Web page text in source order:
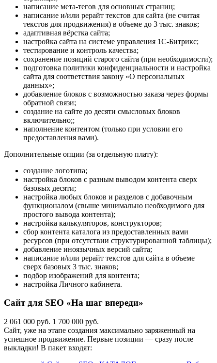
написание мета-тегов для основных страниц;
написание и/или рерайт текстов для сайта (не считая
текстов для продвижения) в объеме до 3 тыс. знаков;
адаптивная вёрстка сайта;
настройка сайта на системе управления 1С-Битрикс;
тестирование и контроль качества;
сохранение позиций старого сайта (при необходимости);
подготовка политики конфиденциальности и настройка
сайта для соответствия закону «О персональных
данных»;
добавление блоков с возможностью заказа через формы
обратной связи;
создание на сайте до десяти смысловых блоков
включительно;;
наполнение контентом (только при условии его
предоставления вами).
Дополнительные опции (за отдельную плату):
создание логотипа;
настройка блоков с разным выводом контента сверх
базовых десяти;
настройка любых блоков и разделов с добавочным
функционалом (свыше минимально необходимого для
простого вывода контента);
настройка калькуляторов, конструкторов;
сбор контента каталога из предоставленных вами
ресурсов (при отсутствии структурированной таблицы);
добавление иноязычных версий сайта;
написание и/или рерайт текстов для сайта в объеме
сверх базовых 3 тыс. знаков;
подбор изображений для контента;
настройка Личного кабинета.
Сайт для SEO «На шаг впереди»
2 061 000 руб. 1 700 000 руб.
Сайт, уже на этапе создания максимально заряженный на
успешное продвижение. Первые позиции — сразу после
выкладки! В пакет входят: